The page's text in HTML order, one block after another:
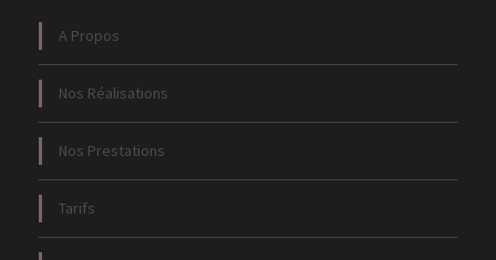
A Propos
Nos Réalisations
Nos Prestations
Tarifs